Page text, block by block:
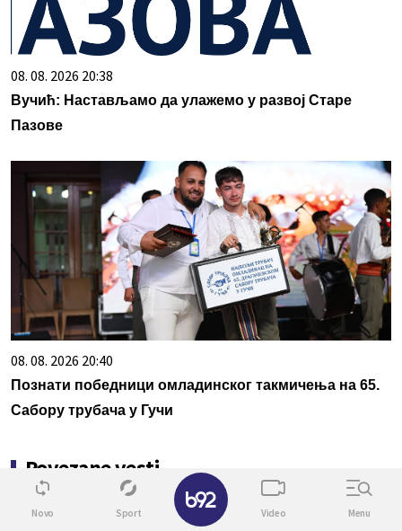
08. 08. 2026 20:38
Вучић: Настављамо да улажемо у развој Старе
Пазове
08. 08. 2026 20:40
Познати победници омладинског такмичења на 65.
Сабору трубача у Гучи
Povezane vesti
Novo Sport Video Menu
✕